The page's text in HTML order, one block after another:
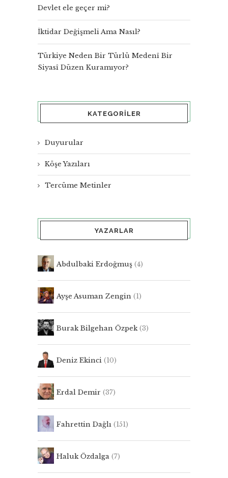
Devlet ele geçer mi?
İktidar Değişmeli Ama Nasıl?
Türkiye Neden Bir Türlü Medenî Bir
Siyasî Düzen Kuramıyor?
KATEGORILER
Duyurular
Köşe Yazıları
Tercüme Metinler
YAZARLAR
Abdulbaki Erdoğmuş (4)
Ayşe Asuman Zengin (1)
Burak Bilgehan Özpek(3)
Deniz Ekinci (10)
Erdal Demir (37)
Fahrettin Dağlı (151)
Haluk Özdalga (7)